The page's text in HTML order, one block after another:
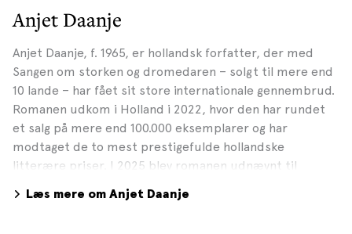
Anjet Daanje
Anjet Daanje, f. 1965, er hollandsk forfatter, der med
Sangen om storken og dromedaren – solgt til mere end
10 lande – har fået sit store internationale gennembrud.
Romanen udkom i Holland i 2022, hvor den har rundet
et salg på mere end 100.000 eksemplarer og har
modtaget de to mest prestigefulde hollandske
litterære priser. I 2025 blev romanen udnævnt til
hollandske avis NRC. Den udkom på dansk i januar 2026.
Læs mere om Anjet Daanje